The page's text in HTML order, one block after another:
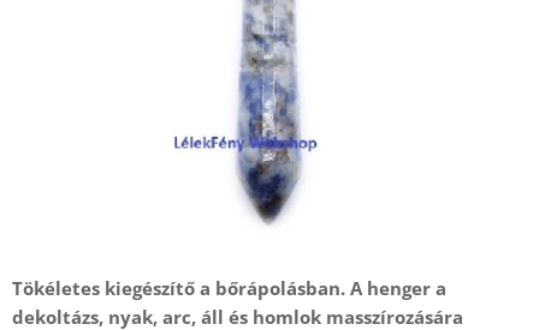
Tökéletes kiegészítő a bőrápolásban. A henger a
dekoltázs, nyak, arc, áll és homlok masszírozására